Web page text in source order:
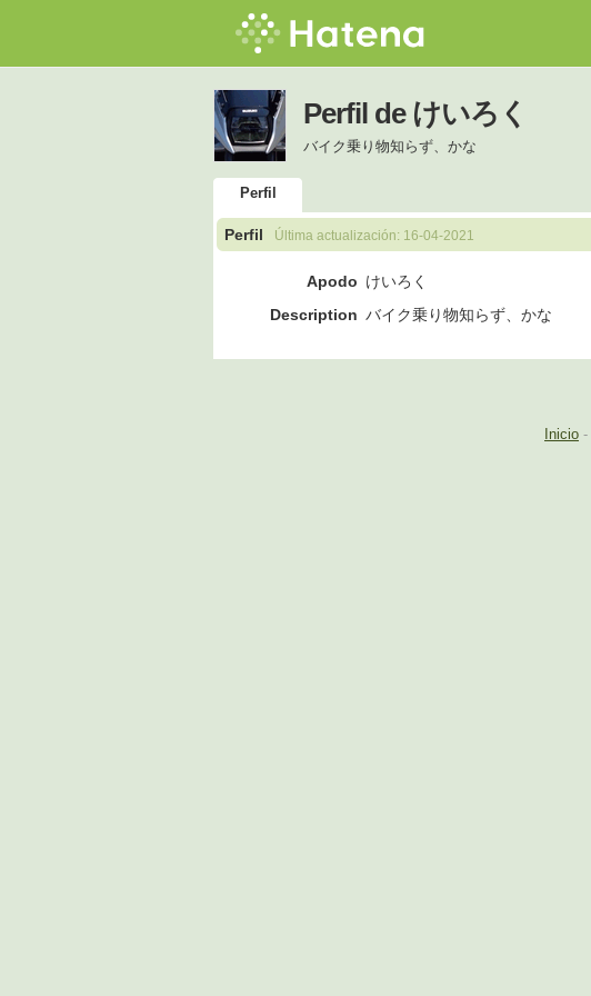
Perfil de けいろく
バイク乗り物知らず、かな
Perfil
Perfil Última actualización: 16-04-2021
Apodo けいろく
Description バイク乗り物知らず、かな
Inicio -